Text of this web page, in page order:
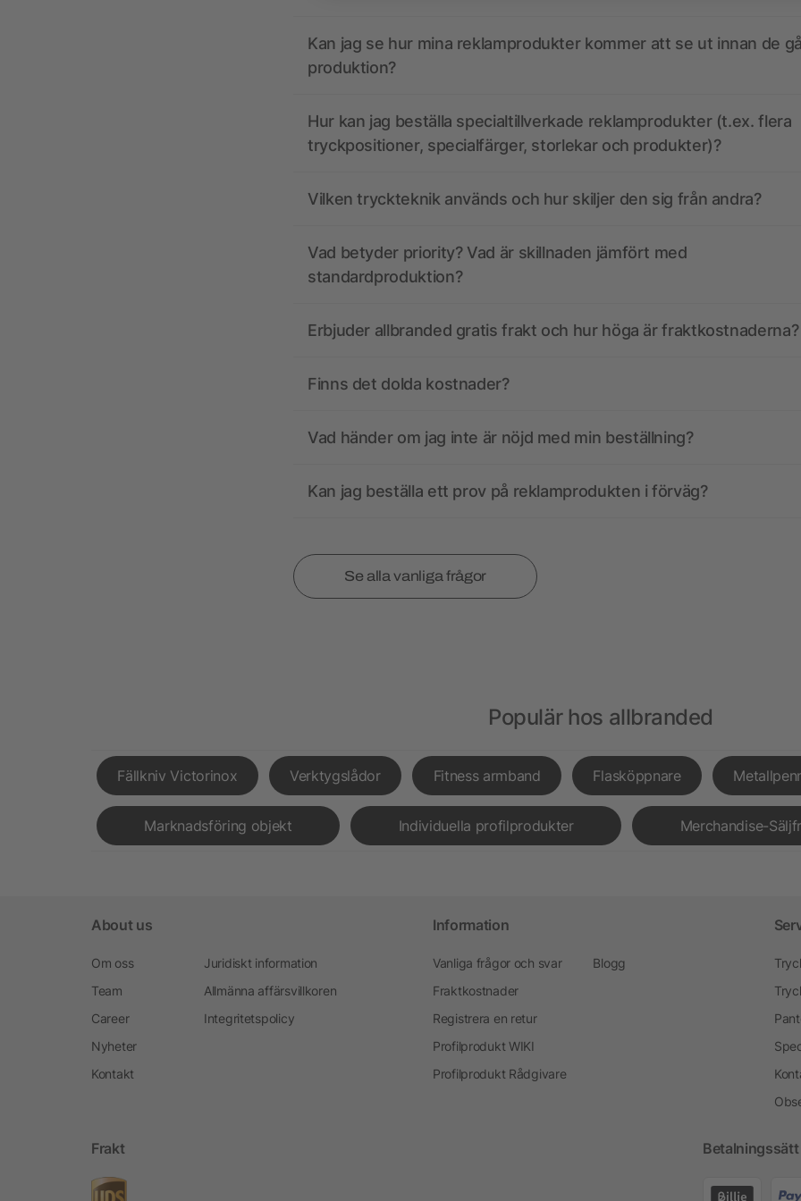
Kan jag se hur mina reklamprodukter kommer att se ut innan de
produktion?
Hur kan jag beställa specialtillverkade reklamprodukter (t.ex. flera
tryckpositioner, specialfärger, storlekar och produkter)?
Vilken tryckteknik används och hur skiljer den sig från andra?
Vad betyder priority? Vad är skillnaden jämfört med
standardproduktion?
Erbjuder allbranded gratis frakt och hur höga är fraktkostnaderna?
Finns det dolda kostnader?
Vad händer om jag inte är nöjd med min beställning?
Kan jag beställa ett prov på reklamprodukten i förväg?
Se alla vanliga frågor
Populär hos allbranded
Fällkniv Victorinox Verktygslådor Fitness armband Flasköppnare
Marknadsföring objekt Individuella profilprodukter Merchandise-
About us
Om oss
Team
Career
Nyheter
Kontakt
Juridiskt information
Allmänna affärsvillkoren
Integritetspolicy
Information
Vanliga frågor och svar
Fraktkostnader
Registrera en retur
Profilprodukt WIKI
Profilprodukt Rådgivare
Blogg
Frakt Betalningssätt